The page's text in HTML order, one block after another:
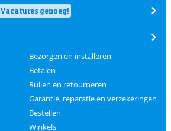
Vacatures genoeg!
Bezorgen en installeren
Betalen
Ruilen en retourneren
Garantie, reparatie en verzekeringen
Bestellen
Winkels